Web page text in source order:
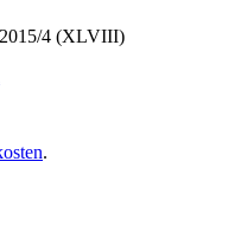
4 (XLVIII)
.